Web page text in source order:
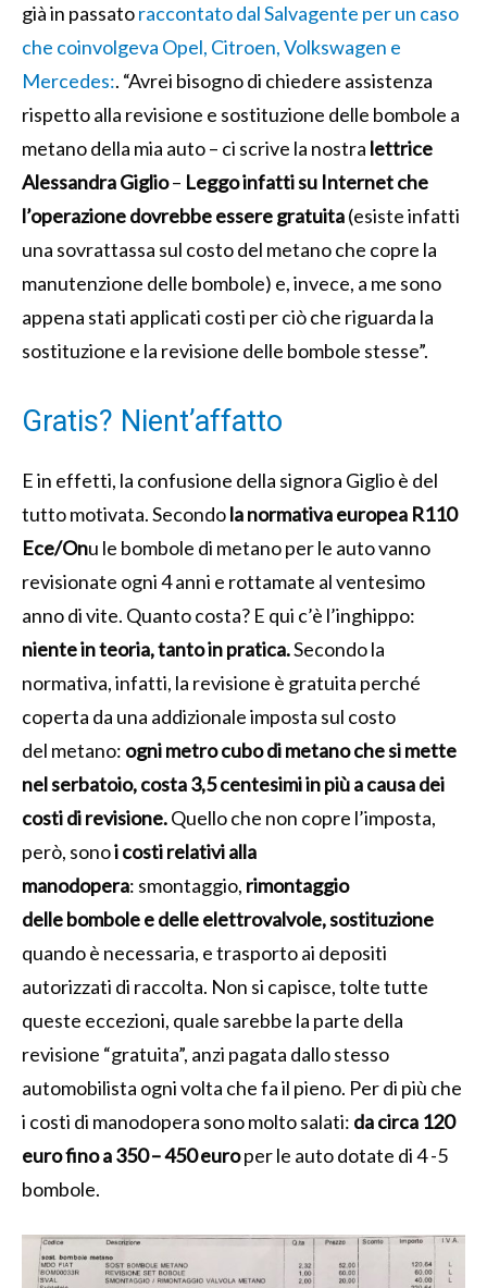
già in passatoraccontato dal Salvagente per un caso
che coinvolgeva Opel, Citroen, Volkswagen e
Mercedes:. “Avrei bisogno di chiedere assistenza
rispetto alla revisione e sostituzione delle bombole a
metano della mia auto – ci scrive la nostra lettrice
Alessandra Giglio– Leggo infatti su Internet che
l’operazione dovrebbe essere gratuita(esiste infatti
una sovrattassa sul costo del metano che copre la
manutenzione delle bombole) e, invece, a me sono
appena stati applicati costi per ciò che riguarda la
sostituzione e la revisione delle bombole stesse”.
Gratis? Nient’affatto
E in effetti, la confusione della signora Giglio è del
tutto motivata. Secondola normativa europea R110
Ece/Onu le bombole di metano per le auto vanno
revisionate ogni 4 anni e rottamate al ventesimo
anno di vite. Quanto costa? E qui c’è l’inghippo:
niente in teoria, tanto in pratica.Secondo la
normativa, infatti, la revisione è gratuita perché
coperta da una addizionale imposta sul costo
del metano: ogni metro cubo di metano che si mette
nel serbatoio, costa 3,5 centesimi in più a causa dei
costi di revisione.Quello che non copre l’imposta,
però, sonoi costi relativi alla
manodopera: smontaggio, rimontaggio
delle bombole e delle elettrovalvole, sostituzione
quando è necessaria, e trasporto ai depositi
autorizzati di raccolta. Non si capisce, tolte tutte
queste eccezioni, quale sarebbe la parte della
revisione “gratuita”, anzi pagata dallo stesso
automobilista ogni volta che fa il pieno. Per di più che
i costi di manodopera sono molto salati: da circa 120
euro fino a 350 – 450 europer le auto dotate di 4 -5
bombole.